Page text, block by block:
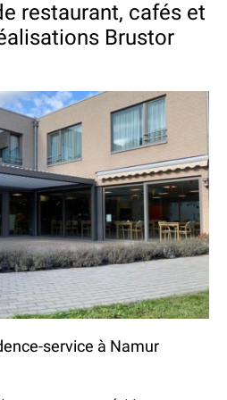
restaurant, cafés et
Brustor
service à Namur